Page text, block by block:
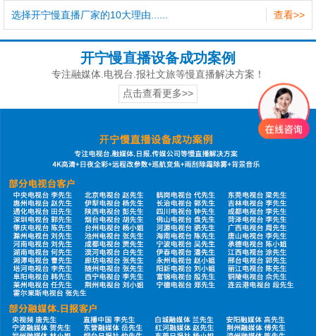
查看>>
选择开宁慢直播厂家的10大理由......
开宁慢直播设备成功案例
专注融媒体.电视台.报社文旅等慢直播解决方案！
点击查看更多>>